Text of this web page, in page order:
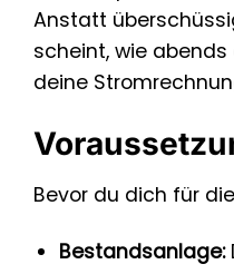
Anstatt
scheint, wie
deine
Bevor du dich für
Bestandsanlage: